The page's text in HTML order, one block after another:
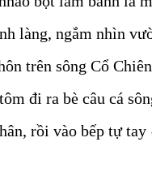
làng, ngắm nhìn
trên sông Cổ
đi ra bè câu cá
rồi vào bếp tự